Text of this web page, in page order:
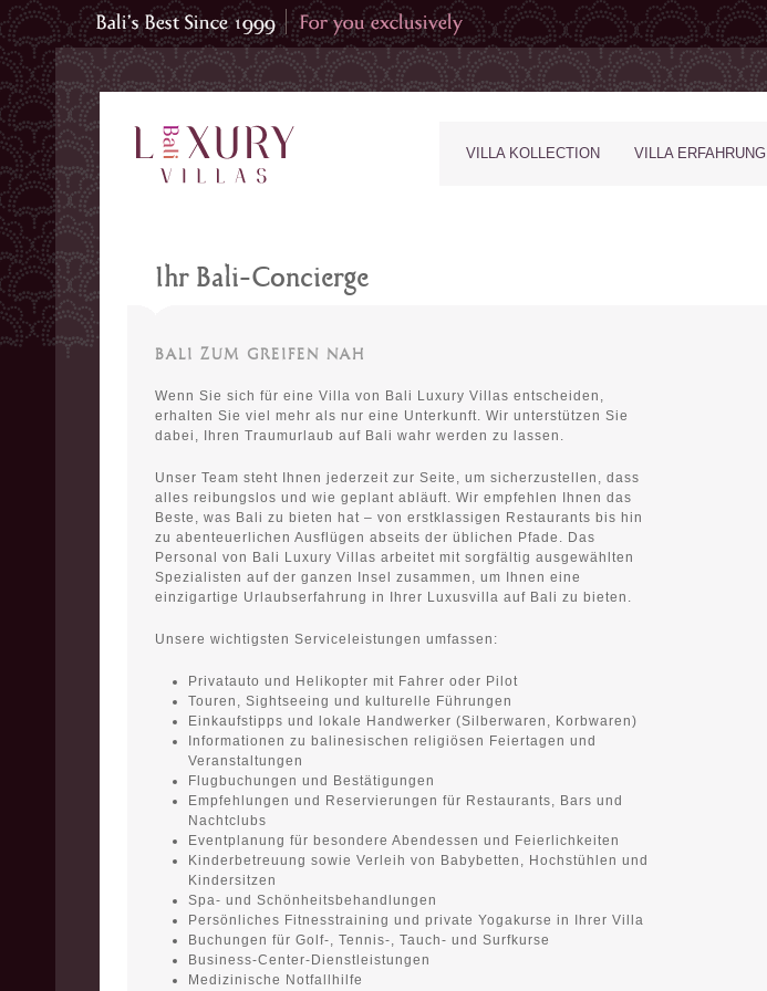
VILLA KOLLECTION VILLA ERFAHRUNG
Ihr Bali-Concierge
BALI ZUM GREIFEN NAH
Wenn Sie sich für eine Villa von Bali Luxury Villas entscheiden,
erhalten Sie viel mehr als nur eine Unterkunft. Wir unterstützen Sie
dabei, Ihren Traumurlaub auf Bali wahr werden zu lassen.
Unser Team steht Ihnen jederzeit zur Seite, um sicherzustellen, dass
alles reibungslos und wie geplant abläuft. Wir empfehlen Ihnen das
Beste, was Bali zu bieten hat – von erstklassigen Restaurants bis hin
zu abenteuerlichen Ausflügen abseits der üblichen Pfade. Das
Personal von Bali Luxury Villas arbeitet mit sorgfältig ausgewählten
Spezialisten auf der ganzen Insel zusammen, um Ihnen eine
einzigartige Urlaubserfahrung in Ihrer Luxusvilla auf Bali zu bieten.
Unsere wichtigsten Serviceleistungen umfassen:
Privatauto und Helikopter mit Fahrer oder Pilot
Touren, Sightseeing und kulturelle Führungen
Einkaufstipps und lokale Handwerker (Silberwaren, Korbwaren)
Informationen zu balinesischen religiösen Feiertagen und
Veranstaltungen
Flugbuchungen und Bestätigungen
Empfehlungen und Reservierungen für Restaurants, Bars und
Nachtclubs
Eventplanung für besondere Abendessen und Feierlichkeiten
Kinderbetreuung sowie Verleih von Babybetten, Hochstühlen und
Kindersitzen
Spa- und Schönheitsbehandlungen
Persönliches Fitnesstraining und private Yogakurse in Ihrer Villa
Buchungen für Golf-, Tennis-, Tauch- und Surfkurse
Business-Center-Dienstleistungen
Medizinische Notfallhilfe